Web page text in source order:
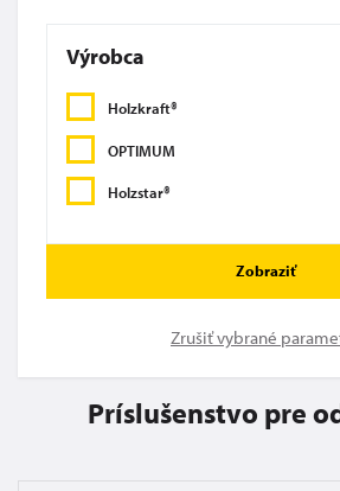
Výrobca
Holzkraft®
OPTIMUM
Holzstar®
Zobraziť
Zrušiť vybrané
Príslušenstvo pre